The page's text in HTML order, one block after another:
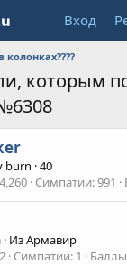
Вход
колонках????
которым
burn ·40
4,260 Симпатии 991
· ИзАрмавир
2 Симпатии 1 Баллы